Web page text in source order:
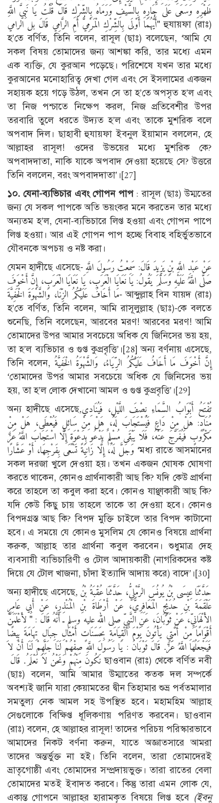
ظَهْرِهِ وَسَعَى عَلَى جَارِهِ بِالسَّيْفِ وَرَمَاهُ بِالشِّرْكِ قَالَ قُلْتُ يَا نَبِيَّ اللَّهِ
أَيُّهُمَا أَوْلَى بِالشِّرْكِ الْمَرْمِيُّ أَمِ الرَّامِي قَالَ بل الرامي" হুযায়ফা (রাঃ)
হ’তে বর্ণিত, তিনি বলেন, রাসূল (ছাঃ) বলেছেন, ‘আমি যে
সকল বিষয় তোমাদের জন্য আশঙ্কা করি, তার মধ্যে এমন
এক ব্যক্তি, যে কুরআন পড়েছে। পরিশেষে যখন তার মধ্যে
কুরআনের মনোহারিত্ব দেখা গেল এবং সে ইসলামের একজন
সহায়ক হয়ে গড়ে উঠল, তখন সে তা হ’তে অপসৃত হ’ল এবং
তা নিজ পশ্চাতে নিক্ষেপ করল, নিজ প্রতিবেশীর উপর
তরবারি তুলে ধরতে উদ্যত হ’ল এবং তাকে মুশরিক বলে
অপবাদ দিল। ছাহাবী হুযায়ফা ইবনুল ইয়ামান বললেন, হে
আল্লাহর রাসূল! ওদের উভয়ের মধ্যে মুশরিক কে?
অপবাদদাতা, নাকি যাকে অপবাদ দেওয়া হয়েছে সে? উত্তরে
তিনি বললেন, বরং অপবাদদাতা’।[27]
১০. যেনা-ব্যভিচার এবং গোপন পাপ: রাসূল (ছাঃ) উম্মতের
জন্য যে সকল পাপকে অতি ভয়ংকর মনে করতেন তার মধ্যে
অন্যতম হ’ল, যেনা-ব্যভিচারে লিপ্ত হওয়া এবং গোপন পাপে
লিপ্ত হওয়া। আর এই গোপন পাপ হচ্ছে বিবাহ বহির্ভুতভাবে
যৌবনকে অপচয় ও নষ্ট করা।
যেমন হাদীছে এসেছে- عَنْ عَبْدِ اللَّهِ بْنِ يَزِيدَ قَالَ: سَمِعْتُ رَسُولَ اللَّهِ
صَلَّى اللَّهُ عَلَيْهِ وَسَلَّمَ يَقُولُ: يَا نَعَايَا الْعَرَبِ، يَا نَعَايَا الْعَرَبِ، إِنَّ أَخْوَفَ
مَا أَخَافُ عَلَيْكُمُ الزِّنَا، وَالشَّهْوَةَ الْخَفِيَّةَ- আব্দুল্লাহ বিন যায়দ (রাঃ)
হ’তে বর্ণিত, তিনি বলেন, আমি রাসূলুল্লাহ (ছাঃ)-কে বলতে
শুনেছি, তিনি বলেছেন, আরবের মরণ! আরবের মরণ! আমি
তোমাদের উপর আমার সবচেয়ে অধিক যে জিনিসের ভয় হয়,
তা হ’ল ব্যভিচার ও গুপ্ত কুপ্রবৃত্তি’।[28] অন্য বর্ণনায় এসেছে,
তিনি বলেন, إِنَّ أَخْوَفَ مَا أَخَافُ عَلَيْكُمُ الرِّيَاءُ، وَالشَّهْوَةُ الْخَفِيَّةُ
‘তোমাদের উপর আমার সবচেয়ে অধিক যে জিনিসের ভয়
হয়, তা হ’ল লোক দেখানো আমল ও গুপ্ত কুপ্রবৃত্তি’।[29]
অন্য হাদীছে এসেছে,تُفْتَحُ أَبْوَابُ السَّمَاءِ نِصْفَ اللَّيْلِ، فَيُنَادِي
مُنَادٍ: هَلْ مِنْ دَاعٍ فَيُسْتَجَابَ لَهُ، هَلْ مِنْ سَائِلٍ فَيُعْطَى، هَلْ مِنْ
مَكْرُوبٍ فَيُفَرَّجَ عَنْهُ، فَلَا يَبْقَى مُسْلِمٌ يَدْعُو بِدَعْوَةٍ إِلَّا اسْتَجَابَ اللَّهُ عَزَّ
وَجَلَّ لَهُ، إِلَّا زَانِيَةً تَسْعَى بِفَرْجِهَا، أَوْ عَشَّارًا ‘মধ্য রাতে আসমানের
সকল দরজা খুলে দেওয়া হয়। তখন একজন ঘোষক ঘোষণা
করতে থাকেন, কোনও প্রার্থনাকারী আছ কি? যদি কেউ প্রার্থনা
করে তাহলে তা কবুল করা হবে। কোনও যাঞ্ছাকারী আছ কি?
যদি কেউ কিছু চায় তাহলে তাকে তা দেওয়া হবে। কোনও
বিপদগ্রস্ত আছ কি? বিপদ মুক্তি চাইলে তার বিপদ কাটানো
হবে। এ সময়ে যে কোনও মুসলিম যে কোনও বিষয়ে প্রার্থনা
করুক, আল্লাহ তার প্রার্থনা কবুল করবেন। শুধুমাত্র দেহ
ব্যবসায়ী ব্যভিচারিণী ও টোল আদায়কারী (নাগরিকদের কষ্ট
দিয়ে যে টোল খাজনা, চাঁদা ইত্যাদি আদায় করে) বাদে’।[30]
অন্য হাদীছে এসেছে, حَدَّثَنَا عِيسَى بْنُ يُونُسَ الرَّمْلِيُّ، حَدَّثَنَا عُقْبَةُ بْنُ
عَلْقَمَةَ بْنِ حُدَيْجٍ الْمَعَافِرِيُّ، عَنْ أَرْطَاةَ بْنِ الْمُنْذِرِ، عَنْ أَبِي عَامِرٍ
الأَلْهَانِيِّ، عَنْ ثَوْبَانَ، عَنِ النَّبِيِّ صلى الله عليه وسلم ـ أَنَّهُ قَالَ ‏:‏ ‏"‏ لأَعْلَمَنَّ
أَقْوَامًا مِنْ أُمَّتِي يَأْتُونَ يَوْمَ الْقِيَامَةِ بِحَسَنَاتٍ أَمْثَالِ جِبَالِ تِهَامَةَ بِيضًا
فَيَجْعَلُهَا اللَّهُ عَزَّ‏‏‏‏‏‏‏‏‏‏‏‏‏‏‏‏‏‏‏‏‏‏‏‏‏‏‏‏‏‏‏‏.‏ قَالَ ثَوْبَانُ ‏:‏ يَا رَسُولَ اللَّهِ صِفْهُمْ لَنَا جَلِّهِمْ لَنَا أَنْ لاَ
نَكُونَ مِنْهُمْ وَنَحْنُ لاَ نَعْلَمُ.‏ قَالَ ‏‏‏‏‏‏‏‏‏‏‏‏‏‏‏‏‏‏‏‏‏‏‏‏‏‏‏‏‏‏‏‏‏‏‏‏‏‏‏‏‏‏‏‏‏‏‏‏‏‏‏‏‏‏‏‏‏‏‏‏‏‏‏‏‏‏‏‏‏‏‏‏‏‏‏‏‏‏‏‏‏‏‏‏‏‏‏‏‏‏‏‏‏‏‏‏‏‏‏‏‏‏‏‏‏‏‏‏‏‏‏‏‏‏‏‏‏‏‏‏‏‏‏‏‏‏‏‏‏‏‏‏‏‏‏‏‏‏‏‏‏‏‏‏‏‏‏‏‏‏‏‏‏‏‏‏‏‏‏‏‏‏‏‏‏‏‏‏‏‏‏‏‏‏ ছাওবান (রাঃ) থেকে বর্ণিত নবী
(ছাঃ) বলেন, আমি আমার উম্মাতের কতক দল সম্পর্কে
অবশ্যই জানি যারা কেয়ামতের দ্বীন তিহামার শুভ্র পর্বতমালার
সমতুল্য নেক আমল সহ উপস্থিত হবে। মহামহিম আল্লাহ
সেগুলোকে বিক্ষিপ্ত ধূলিকণায় পরিণত করবেন। ছাওবান
(রাঃ) বলেন, হে আল্লাহর রাসূল! তাদের পরিচয় পরিস্কারভাবে
আমাদের নিকট বর্ণনা করুন, যাতে অজ্ঞাতসারে আমরা
তাদের অন্তর্ভুক্ত না হই। তিনি বলেন, তারা তোমাদেরই
ভ্রাতৃগোষ্ঠী এবং তোমাদের সম্প্রদায়ভুক্ত। তারা রাতের বেলা
তোমাদের মতই ইবাদত করবে। কিন্তু তারা এমন লোক যে,
একান্ত গোপনে আল্লাহর হারামকৃত বিষয়ে লিপ্ত হবে (ইবনু